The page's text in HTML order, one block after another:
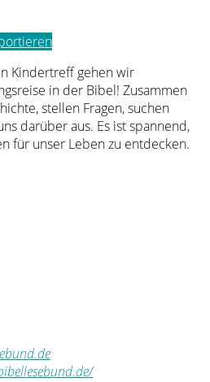
Kindertreff gehen wir
in der Bibel! Zusammen
stellen Fragen, suchen
darüber aus. Es ist spannend,
für unser Leben zu entdecken.